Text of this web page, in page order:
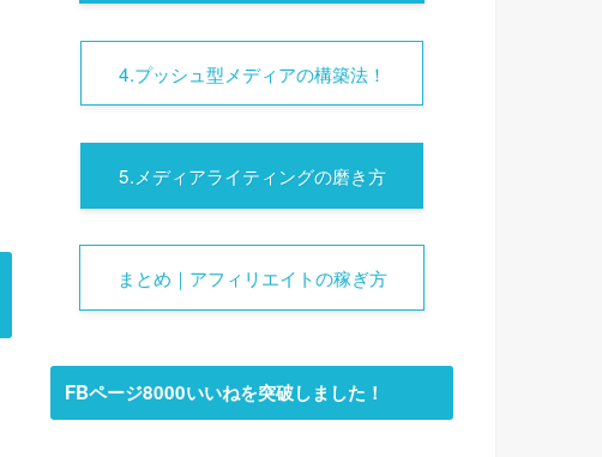
4.プッシュ型メディアの構築法！
5.メディアライティングの磨き方
まとめ｜アフィリエイトの稼ぎ方
FBページ8000いいねを突破しました！